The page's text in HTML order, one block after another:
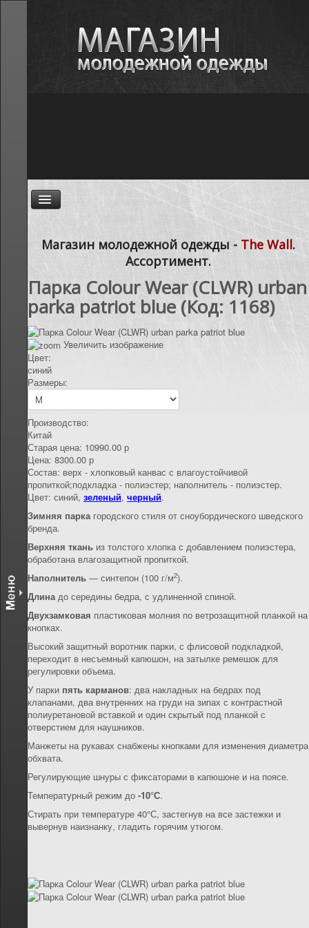
АССОРТИМЕНТ
КОНТАКТЫ
Магазин молодежной одежды - The Wall.
Ассортимент.
Парка Colour Wear (CLWR) urban
parka patriot blue (Код: 1168)
Увеличить изображение
Цвет:
синий
Размеры:
Производство:
Китай
Старая цена: 10990.00 р
Цена: 8300.00 р
Состав: верх - хлопковый канвас с влагоустойчивой
пропиткой;подкладка - полиэстер; наполнитель - полиэстер.
Цвет: синий, зеленый, черный.
Зимняя паркагородского стиля от сноубордического шведского
бренда.
Верхняя ткань из толстого хлопка с добавлением полиэстера,
обработана влагозащитной пропиткой.
Наполнитель — синтепон (100 г/м2).
Длинадо середины бедра, с удлиненной спиной.
Двухзамковая пластиковая молния по ветрозащитной планкой на
кнопках.
Высокий защитный воротник парки, с флисовой подкладкой,
переходит в несъемный капюшон, на затылке ремешок для
регулировки объема.
У парки пять карманов: два накладных на бедрах под
клапанами, два внутренних на груди на зипах с контрастной
полиуретановой вставкой и один скрытый под планкой с
отверстием для наушников.
Манжеты на рукавах снабжены кнопками для изменения диаметра
обхвата.
Регулирующие шнуры с фиксаторами в капюшоне и на поясе.
Температурный режим до -10°С.
Стирать при температуре 40°С, застегнув на все застежки и
вывернув наизнанку, гладить горячим утюгом.